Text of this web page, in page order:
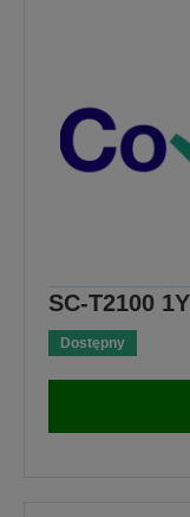
SC-T2100
Dostępny